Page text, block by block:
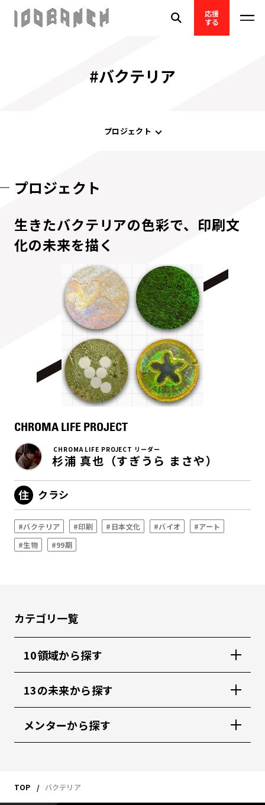
応援
する
#バクテリア
プロジェクト
プロジェクト
生きたバクテリアの色彩で、印刷文
化の未来を描く
CHROMA LIFE PROJECT
CHROMA LIFE PROJECT リーダー
杉浦 真也（すぎうら まさや）
クラシ
#バクテリア #印刷 #日本文化 #バイオ
#アート
#生物
#99期
カテゴリ一覧
10領域から探す
13の未来から探す
メンターから探す
TOP バクテリア